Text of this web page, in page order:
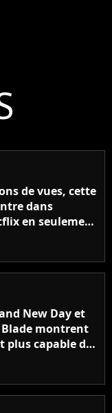
de vues, cette
dans
en seulement
New Day et
montrent
plus capable de
soit de simple